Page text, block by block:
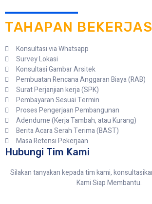
TAHAPAN
Konsultasi via Whatsapp
Survey Lokasi
Konsultasi Gambar Arsitek
Pembuatan Rencana Anggaran Biaya (RAB)
Surat Perjanjian kerja (SPK)
Pembayaran Sesuai Termin
Proses Pengerjaan Pembangunan
Adendume (Kerja Tambah, atau Kurang)
Berita Acara Serah Terima (BAST)
Masa Retensi Pekerjaan
Hubungi Tim Kami
Silakan tanyakan kepada tim kami,
Kami Siap Membantu.